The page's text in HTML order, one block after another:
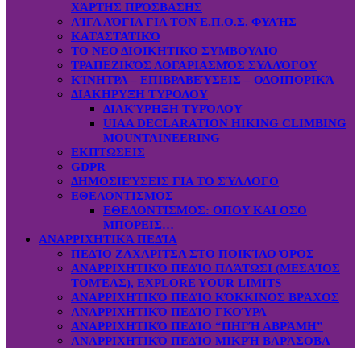
ΧΆΡΤΗΣ ΠΡΌΣΒΑΣΗΣ
ΛΊΓΑ ΛΌΓΙΑ ΓΙΑ ΤΟΝ Ε.Π.Ο.Σ. ΦΥΛΉΣ
ΚΑΤΑΣΤΑΤΙΚΌ
ΤΟ ΝΕΟ ΔΙΟΙΚΗΤΙΚΟ ΣΥΜΒΟΥΛΙΟ
ΤΡΑΠΕΖΙΚΌΣ ΛΟΓΑΡΙΑΣΜΌΣ ΣΥΛΛΌΓΟΥ
ΚΊΝΗΤΡΑ – ΕΠΙΒΡΑΒΕΎΣΕΙΣ – ΟΔΟΙΠΟΡΙΚΆ
ΔΙΑΚΗΡΥΞΗ ΤΥΡΟΛΟΥ
ΔΙΑΚΎΡΗΞΗ ΤΥΡΌΛΟΥ
UIAA DECLARATION HIKING CLIMBING
MOUNTAINEERING
ΕΚΠΤΩΣΕΙΣ
GDPR
ΔΗΜΟΣΙΕΎΣΕΙΣ ΓΙΑ ΤΟ ΣΎΛΛΟΓΟ
ΕΘΕΛΟΝΤΙΣΜΟΣ
ΕΘΕΛΟΝΤΙΣΜΟΣ: OΠOY KAI ΟΣΟ
ΜΠΟΡΕΙΣ…
ΑΝΑΡΡΙΧΗΤΙΚΆ ΠΕΔΊΑ
ΠΕΔΊΟ ΖΑΧΑΡΙΤΣΑ ΣΤΟ ΠΟΙΚΊΛΟ ΌΡΟΣ
ΑΝΑΡΡΙΧΗΤΙΚΌ ΠΕΔΊΟ ΠΛΆΤΩΣΙ (ΜΕΣΑΊΟΣ
ΤΟΜΈΑΣ), EXPLORE YOUR LIMITS
ΑΝΑΡΡΙΧΗΤΙΚΌ ΠΕΔΊΟ ΚΌΚΚΙΝΟΣ ΒΡΆΧΟΣ
ΑΝΑΡΡΙΧΗΤΙΚΌ ΠΕΔΊΟ ΓΚΟΎΡΑ
ΑΝΑΡΡΙΧΗΤΙΚΌ ΠΕΔΊΟ “ΠΗΓΉ ΑΒΡΆΜΗ”
ΑΝΑΡΡΙΧΗΤΙΚΌ ΠΕΔΊΟ ΜΙΚΡΉ ΒΑΡΆΣΟΒΑ